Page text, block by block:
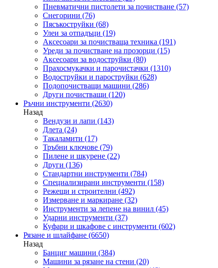
Пневматични пистолети за почистване (57)
Снегорини (76)
Пясъкоструйки (68)
Улеи за отпадъци (19)
Аксесоари за почистваща техника (191)
Уреди за почистване на прозорци (15)
Аксесоари за водоструйки (80)
Прахосмукачки и парочистачки (1310)
Водоструйки и пароструйки (628)
Подопочистващи машини (286)
Други почистващи (120)
Ръчни инструменти (2630)
Назад
Вендузи и лапи (143)
Длета (24)
Такаламити (17)
Тръбни ключове (79)
Пилене и шкурене (22)
Други (136)
Стандартни инструменти (784)
Специализирани инструменти (158)
Режещи и строителни (492)
Измерване и маркиране (32)
Инструменти за лепене на винил (45)
Ударни инструменти (37)
Куфари и шкафове с инструменти (602)
Рязане и шлайфане (6650)
Назад
Банциг машини (384)
Машини за рязане на стени (20)